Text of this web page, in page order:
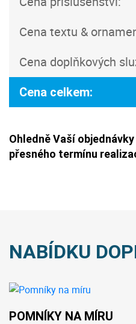
Cena textu &
Cena doplňkových
Cena celkem:
Ohledně Vaší
přesného termínu
NABÍDKU
POMNÍKY NA MÍRU